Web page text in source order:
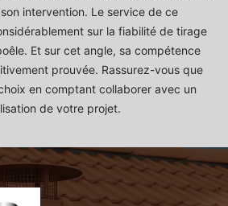
intervention. Le service de ce
sur la fiabilité de tirage
Et sur cet angle, sa compétence
prouvée. Rassurez-vous que
en comptant collaborer avec un
de votre projet.